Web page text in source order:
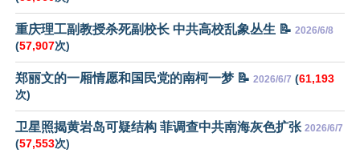
重庆理工副教授杀死副校长 中共高校乱象丛生 📝 2026/6/8
(57,907次)
郑丽文的一厢情愿和国民党的南柯一梦 📝 2026/6/7 (61,193
次)
卫星照揭黄岩岛可疑结构 菲调查中共南海灰色扩张 2026/6/7
(57,553次)